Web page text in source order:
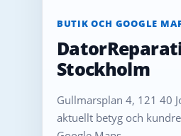
BUTIK OCH GOOGLE
Stockholm
Gullmarsplan 4, 121 40
aktuellt betyg och